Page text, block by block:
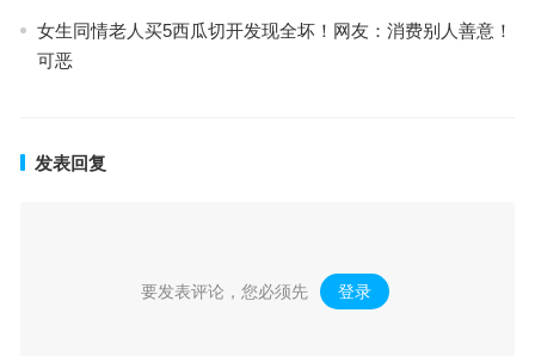
女生同情老人买5西瓜切开发现全坏！网友：消费别人善意！
可恶
发表回复
要发表评论，您必须先 登录 。